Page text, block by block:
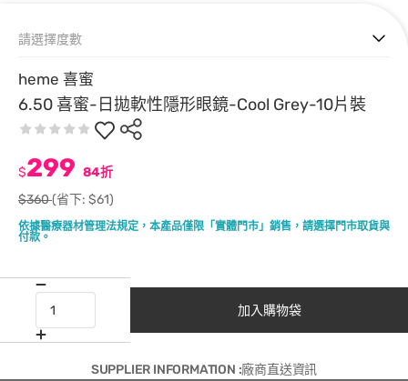
heme 喜蜜
6.50 喜蜜-日拋軟性隱形眼鏡-Cool Grey-10片裝
依據醫療器材管理法規定，本產品僅限「實體門市」銷售，請選擇門市取貨與
付款。
$299 84折
$360(省下: $61)
請選擇度數
加入購物袋
SUPPLIER INFORMATION :廠商直送資訊